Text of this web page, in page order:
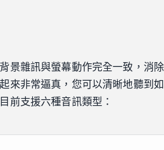
景雜訊與螢幕動作完全一致，消
來非常逼真，您可以清晰地聽到如
前支援六種音訊類型：